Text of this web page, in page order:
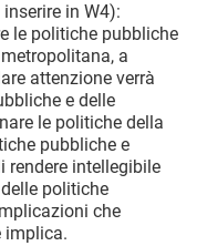
in W4):
le politiche pubbliche
a
attenzione verrà
e delle
le politiche della
pubbliche e
rendere intellegibile
politiche
che
implica.